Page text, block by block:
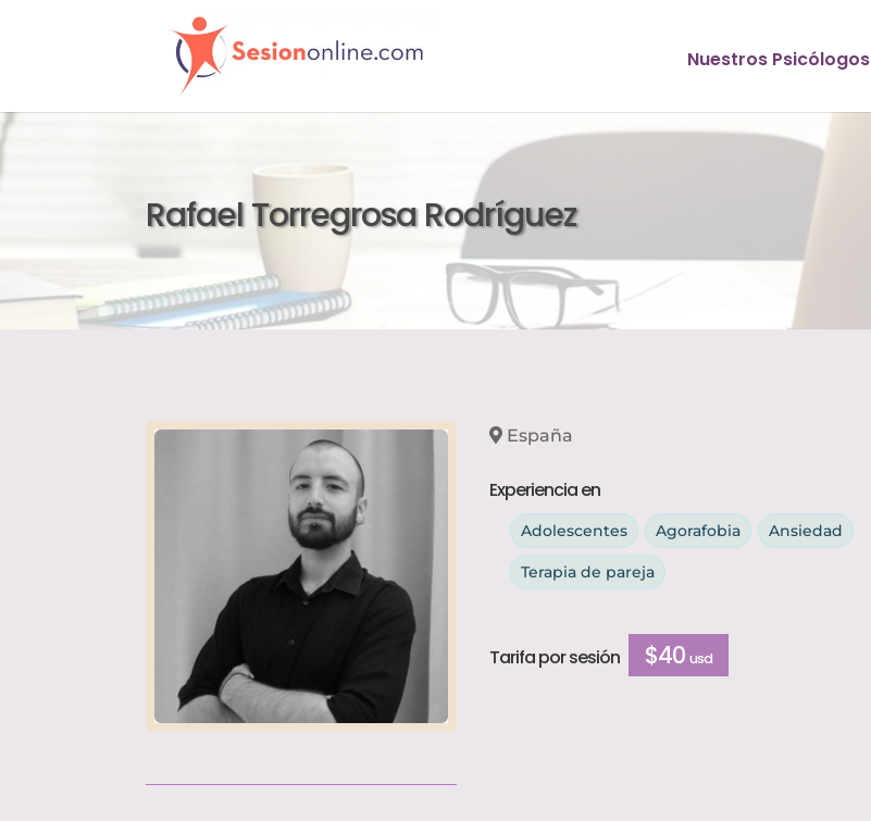
Nuestros Psicólogos
Rafael Torregrosa Rodríguez
España
Experiencia en
Adolescentes Agorafobia Ansiedad
Terapia de pareja
Tarifa por sesión $40usd